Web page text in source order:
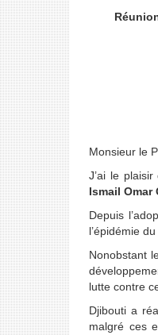
Monsieur le
J’ai le
Ismail Omar
Depuis
l’épidémie
Nonobstant
lutte contre
Djibouti a
malgré ces